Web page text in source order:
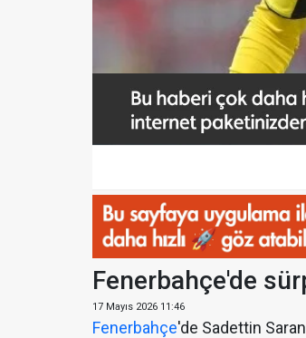
Fenerbahçe'de
17 Mayıs 2026 11:46
Fenerbahçe'de Sadettin